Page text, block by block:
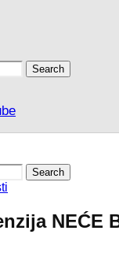
Search
Search
NEĆE